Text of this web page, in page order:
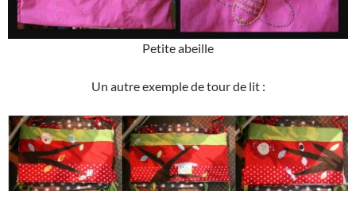
Petite abeille
Un autre exemple de tour de lit :